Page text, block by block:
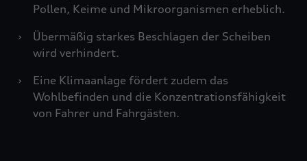
Pollen, Keime und Mikroorganismen erheblich.
›
Übermäßig starkes Beschlagen der Scheiben
wird verhindert.
›
Eine Klimaanlage fördert zudem das
Wohlbefinden und die Konzentrationsfähigkeit
von Fahrer und Fahrgästen.